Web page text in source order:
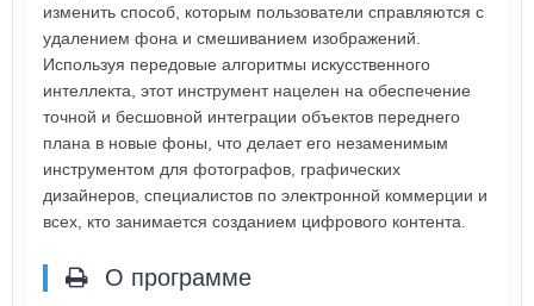
изменить способ, которым пользователи справляются с
удалением фона и смешиванием изображений.
Используя передовые алгоритмы искусственного
интеллекта, этот инструмент нацелен на обеспечение
точной и бесшовной интеграции объектов переднего
плана в новые фоны, что делает его незаменимым
инструментом для фотографов, графических
дизайнеров, специалистов по электронной коммерции и
всех, кто занимается созданием цифрового контента.
О программе